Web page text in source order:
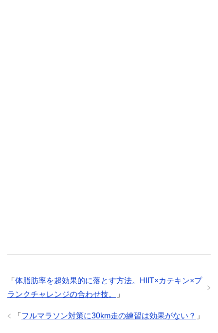
「 体脂肪率を超効果的に落とす方法。HIIT×カテキン×プ
ランクチャレンジの合わせ技。
」
「 フルマラソン対策に30km走の練習は効果がない？ 」